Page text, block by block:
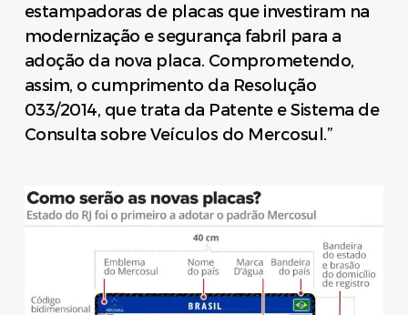
estampadoras de placas que investiram na
modernização e segurança fabril para a
adoção da nova placa. Comprometendo,
assim, o cumprimento da Resolução
033/2014, que trata da Patente e Sistema de
Consulta sobre Veículos do Mercosul.”